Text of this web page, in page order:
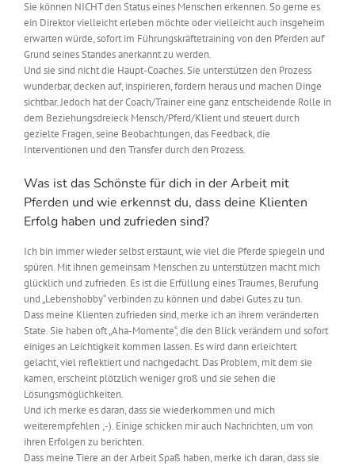
Sie können NICHT den Status eines Menschen erkennen. So gerne es
ein Direktor vielleicht erleben möchte oder vielleicht auch insgeheim
erwarten würde, sofort im Führungskräftetraining von den Pferden auf
Grund seines Standes anerkannt zu werden.
Und sie sind nicht die Haupt-Coaches. Sie unterstützen den Prozess
wunderbar, decken auf, inspirieren, fordern heraus und machen Dinge
sichtbar. Jedoch hat der Coach/Trainer eine ganz entscheidende Rolle in
dem Beziehungsdreieck Mensch/Pferd/Klient und steuert durch
gezielte Fragen, seine Beobachtungen, das Feedback, die
Interventionen und den Transfer durch den Prozess.
Was ist das Schönste für dich in der Arbeit mit
Pferden und wie erkennst du, dass deine Klienten
Erfolg haben und zufrieden sind?
Ich bin immer wieder selbst erstaunt, wie viel die Pferde spiegeln und
spüren. Mit ihnen gemeinsam Menschen zu unterstützen macht mich
glücklich und zufrieden. Es ist die Erfüllung eines Traumes, Berufung
und „Lebenshobby“ verbinden zu können und dabei Gutes zu tun.
Dass meine Klienten zufrieden sind, merke ich an ihrem veränderten
State. Sie haben oft „Aha-Momente“, die den Blick verändern und sofort
einiges an Leichtigkeit kommen lassen. Es wird dann erleichtert
gelacht, viel reflektiert und nachgedacht. Das Problem, mit dem sie
kamen, erscheint plötzlich weniger groß und sie sehen die
Lösungsmöglichkeiten.
Und ich merke es daran, dass sie wiederkommen und mich
weiterempfehlen ;-). Einige schicken mir auch Nachrichten, um von
ihren Erfolgen zu berichten.
Dass meine Tiere an der Arbeit Spaß haben, merke ich daran, dass sie